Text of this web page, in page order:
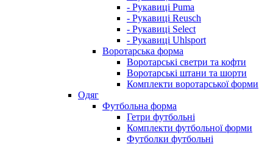
- Рукавиці Puma
- Рукавиці Reusch
- Рукавиці Select
- Рукавиці Uhlsport
Воротарська форма
Воротарські светри та кофти
Воротарські штани та шорти
Комплекти воротарської форми
Одяг
Футбольна форма
Гетри футбольні
Комплекти футбольної форми
Футболки футбольні